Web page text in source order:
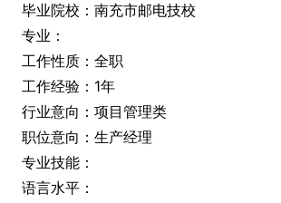
毕业院校：南充市邮电技校
专业：
工作性质：全职
工作经验：1年
行业意向：项目管理类
职位意向：生产经理
专业技能：
语言水平：